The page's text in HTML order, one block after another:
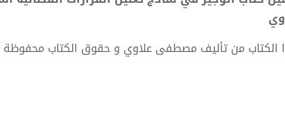
الكتاب من تأليف مصطفى علاوي و حقوق الكتاب محفوظة